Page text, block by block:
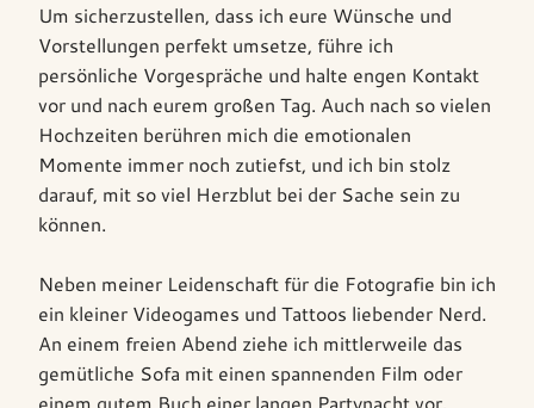
Um sicherzustellen, dass ich eure Wünsche und
Vorstellungen perfekt umsetze, führe ich
persönliche Vorgespräche und halte engen Kontakt
vor und nach eurem großen Tag. Auch nach so vielen
Hochzeiten berühren mich die emotionalen
Momente immer noch zutiefst, und ich bin stolz
darauf, mit so viel Herzblut bei der Sache sein zu
können.
Neben meiner Leidenschaft für die Fotografie bin ich
ein kleiner Videogames und Tattoos liebender Nerd.
An einem freien Abend ziehe ich mittlerweile das
gemütliche Sofa mit einen spannenden Film oder